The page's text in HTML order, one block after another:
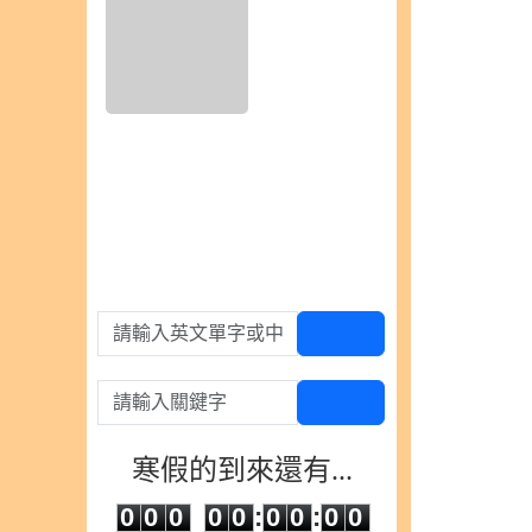
請輸入英文單字或中文
請輸入關鍵字
寒假的到來還有...
0
0
0
0
0
0
0
0
0 :
0
0
0
0 :
0
0
0
0